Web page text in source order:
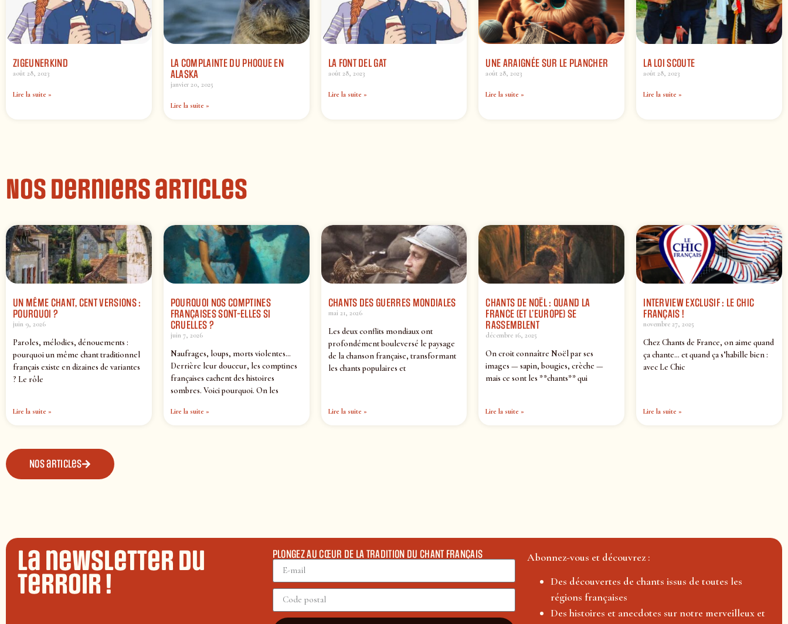
ZIGEUNERKIND
août 28, 2023
Lire la suite »
LA COMPLAINTE DU PHOQUE EN
ALASKA
janvier 20, 2025
Lire la suite »
LA FONT DEL GAT
août 28, 2023
Lire la suite »
UNE ARAIGNÉE SUR LE PLANCHER
août 28, 2023
Lire la suite »
LA LOI SCOUTE
août 28, 2023
Lire la suite »
Nos derniers articles
UN MÊME CHANT, CENT VERSIONS :
POURQUOI ?
juin 9, 2026
Paroles, mélodies, dénouements :
pourquoi un même chant traditionnel
français existe en dizaines de variantes
? Le rôle
Lire la suite »
POURQUOI NOS COMPTINES
FRANÇAISES SONT-ELLES SI
CRUELLES ?
juin 7, 2026
Naufrages, loups, morts violentes…
Derrière leur douceur, les comptines
françaises cachent des histoires
sombres. Voici pourquoi. On les
Lire la suite »
CHANTS DES GUERRES MONDIALES
mai 21, 2026
Les deux conflits mondiaux ont
profondément bouleversé le paysage
de la chanson française, transformant
les chants populaires et
Lire la suite »
CHANTS DE NOËL : QUAND LA
FRANCE (ET L’EUROPE) SE
RASSEMBLENT
décembre 16, 2025
On croit connaître Noël par ses
images — sapin, bougies, crèche —
mais ce sont les **chants** qui
Lire la suite »
INTERVIEW EXCLUSIF : LE CHIC
FRANÇAIS !
novembre 27, 2025
Chez Chants de France, on aime quand
ça chante… et quand ça s’habille bien :
avec Le Chic
Lire la suite »
Nos articles
La newsletter du
terroir !
PLONGEZ AU CŒUR DE LA TRADITION DU CHANT FRANÇAIS
Abonnez-vous et découvrez :
Des découvertes de chants issus de toutes les
régions françaises
Des histoires et anecdotes sur notre merveilleux et